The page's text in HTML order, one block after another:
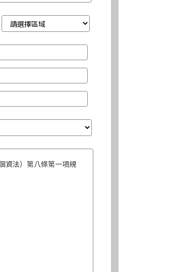
資法）第八條第一項規